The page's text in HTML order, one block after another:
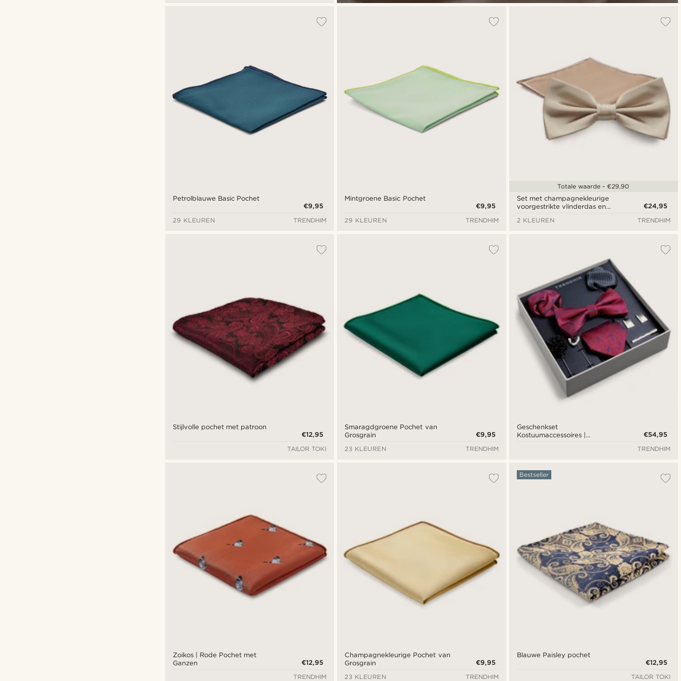
Petrolblauwe Basic Pochet
€9,95
29 KLEUREN
TRENDHIM
Mintgroene Basic Pochet
€9,95
29 KLEUREN
TRENDHIM
Set met champagnekleurige
voorgestrikte vlinderdas en
€24,95
Totale waarde - €29,90
2 KLEUREN TRENDHIM
Stijlvolle pochet met patroon
€12,95
TAILOR TOKI
Smaragdgroene Pochet van
Grosgrain
€9,95
23 KLEUREN
TRENDHIM
Geschenkset
Kostuumaccessoires |
€54,95
TRENDHIM
Zoikos |​ Rode Pochet met
Ganzen
€12,95
TRENDHIM
Champagnekleurige Pochet van
Grosgrain
€9,95
23 KLEUREN
TRENDHIM
Blauwe Paisley pochet
Bestseller
€12,95
TAILOR TOKI